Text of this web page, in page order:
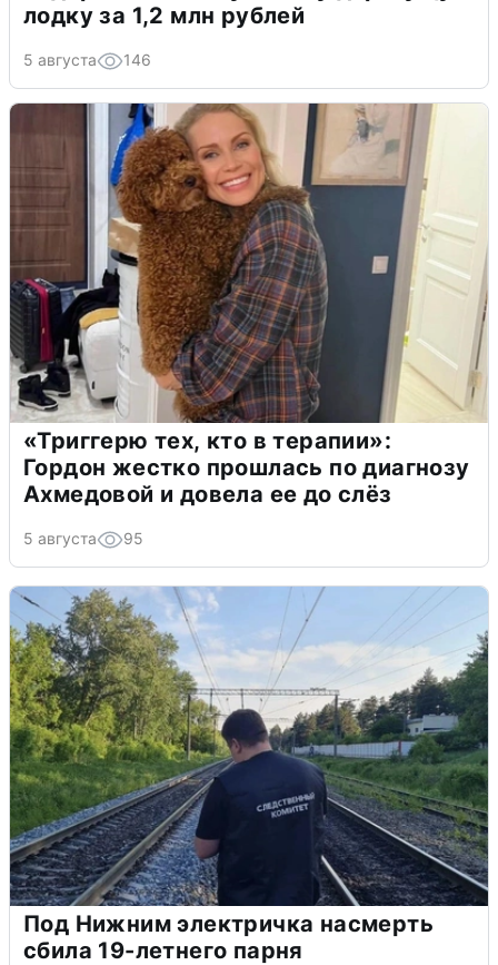
лодку за 1,2 млн рублей
5 августа 146
«Триггерю тех, кто в терапии»:
Гордон жестко прошлась по диагнозу
Ахмедовой и довела ее до слёз
5 августа 95
Под Нижним электричка насмерть
сбила 19-летнего парня